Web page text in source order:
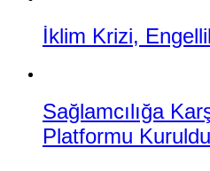
İklim Krizi,
Sağlamcılığa
Platformu Kuruldu